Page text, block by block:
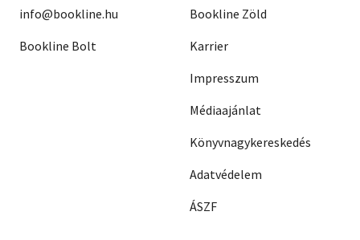
info@bookline.hu
Bookline Bolt
Bookline Zöld
Karrier
Impresszum
Médiaajánlat
Könyvnagykereskedés
Adatvédelem
ÁSZF